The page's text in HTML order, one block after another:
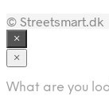
© Streetsmart.dk
×
×
What are you